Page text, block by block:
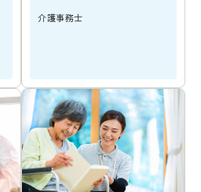
介護事務士